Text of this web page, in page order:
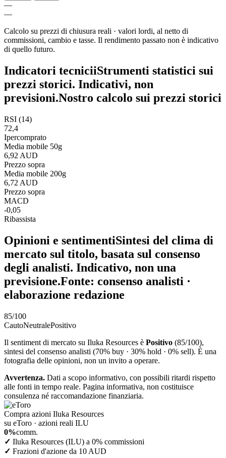
—
—
Calcolo su prezzi di chiusura reali · valori lordi, al netto di
commissioni, cambio e tasse. Il rendimento passato non è indicativo
di quello futuro.
Indicatori tecniciiStrumenti statistici sui
prezzi storici. Indicativi, non
previsioni.Nostro calcolo sui prezzi storici
RSI (14)
72,4
Ipercomprato
Media mobile 50g
6,92 AUD
Prezzo sopra
Media mobile 200g
6,72 AUD
Prezzo sopra
MACD
-0,05
Ribassista
Opinioni e sentimentiSintesi del clima di
mercato sul titolo, basata sul consenso
degli analisti. Indicativo, non una
previsione.Fonte: consenso analisti ·
elaborazione redazione
85/100
CautoNeutralePositivo
Il sentiment di mercato su Iluka Resources è Positivo (85/100),
sintesi del consenso analisti (70% buy · 30% hold · 0% sell). È una
fotografia delle opinioni, non un invito a operare.
Avvertenza. Dati a scopo informativo, con possibili ritardi rispetto
alle fonti in tempo reale. Pagina informativa, non costituisce
consulenza né raccomandazione finanziaria.
Compra azioni Iluka Resources
su eToro · azioni reali ILU
0%comm.
✓ Iluka Resources (ILU) a 0% commissioni
✓ Frazioni d'azione da 10 AUD